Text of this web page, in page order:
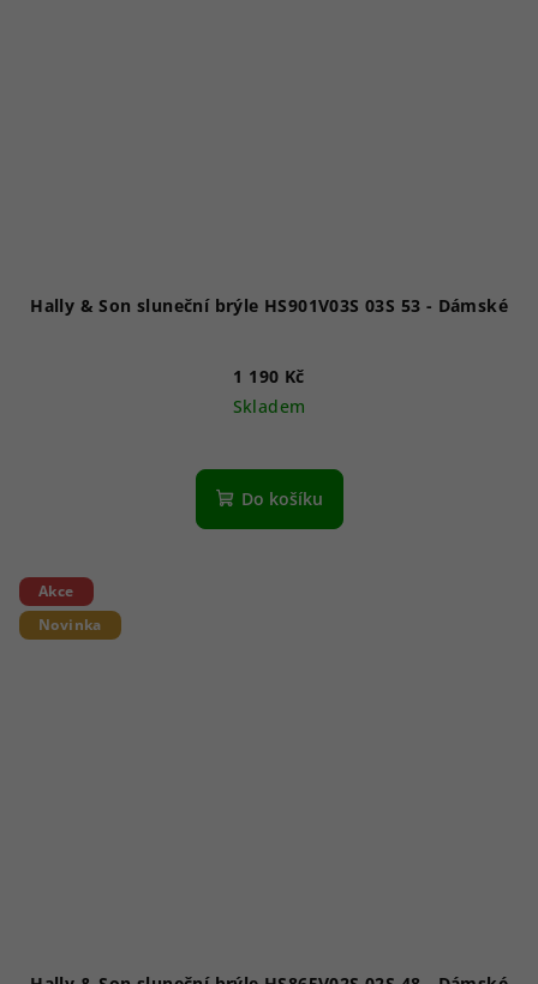
Hally & Son sluneční brýle HS901V03S 03S 53 - Dámské
1 190 Kč
Skladem
Do košíku
Akce
Novinka